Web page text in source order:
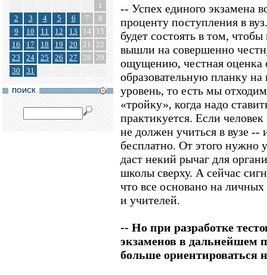
1
2
3 4 5 6 7
8
9
10 11 12 13 14
15
16
17 18 19 20 21
22
23
24 25 26 27 28 29
30
31
ПОИСК
-- Успех единого экзамена
проценту поступления в
будет состоять в том,
вышли на совершенно
ощущению, честная оценка
образовательную планку
уровень, то есть мы
«тройку», когда надо
практикуется. Если
не должен учиться в вузе --
бесплатно. От этого нужно
даст некий рычаг для
школы сверху. А сейчас
что все основано на
и учителей.
-- Но при разработке
экзаменов в дальнейшем
больше ориентироваться